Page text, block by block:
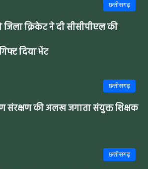
छत्तीसगढ़
क्रिकेट ने दी सीसीपीएल की
दिया भेंट
छत्तीसगढ़
संरक्षण की अलख जगाता संयुक्त शिक्षक
छत्तीसगढ़